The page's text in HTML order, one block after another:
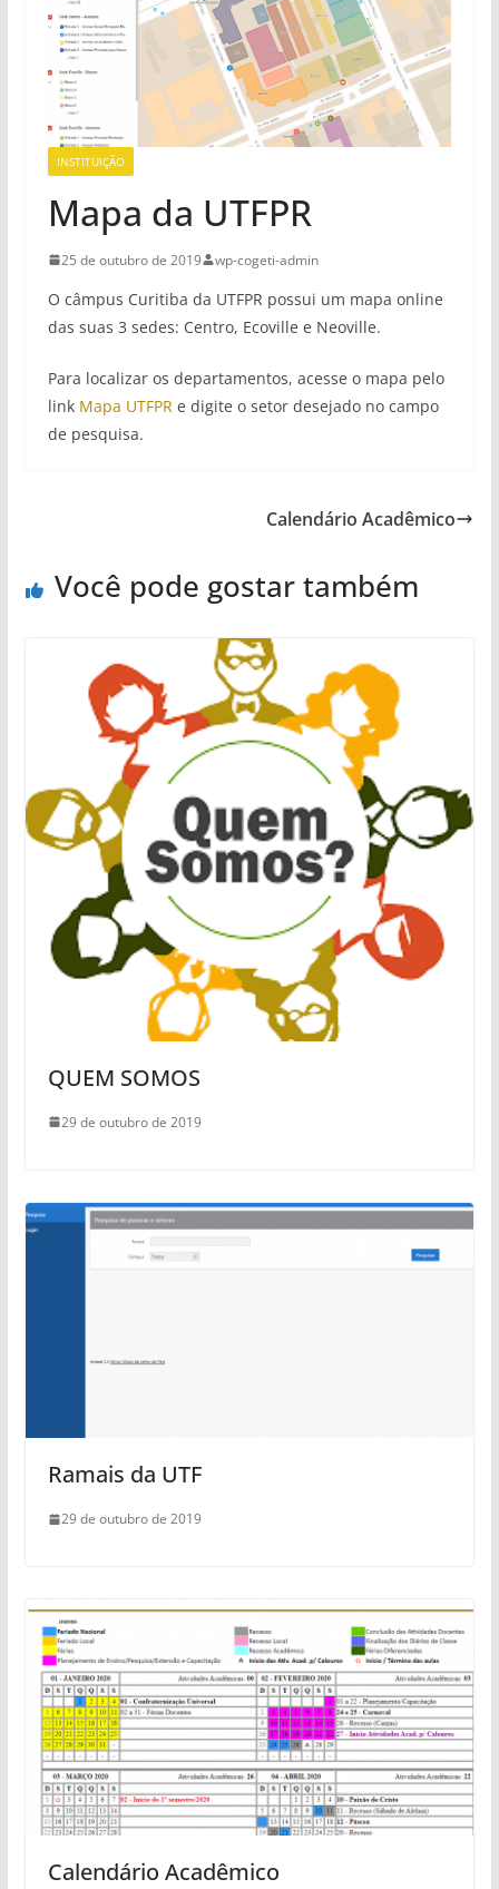
INSTITUIÇÃO
Mapa da UTFPR
25 de outubro de 2019 wp-cogeti-admin
O câmpus Curitiba da UTFPR possui um mapa online
das suas 3 sedes: Centro, Ecoville e Neoville.
Para localizar os departamentos, acesse o mapa pelo
link Mapa UTFPR e digite o setor desejado no campo
de pesquisa.
Calendário Acadêmico
Você pode gostar também
QUEM SOMOS
29 de outubro de 2019
Ramais da UTF
29 de outubro de 2019
Calendário Acadêmico